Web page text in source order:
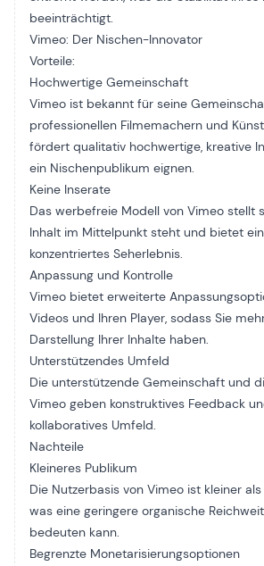
beeinträchtigt.
Vimeo: Der Nischen-Innovator
Vorteile:
Hochwertige Gemeinschaft
Vimeo ist bekannt für seine
professionellen Filmemachern und
fördert qualitativ hochwertige, kreative
ein Nischenpublikum eignen.
Keine Inserate
Das werbefreie Modell von Vimeo stellt
Inhalt im Mittelpunkt steht und bietet
konzentriertes Seherlebnis.
Anpassung und Kontrolle
Vimeo bietet erweiterte
Videos und Ihren Player, sodass Sie
Darstellung Ihrer Inhalte haben.
Unterstützendes Umfeld
Die unterstützende Gemeinschaft und
Vimeo geben konstruktives Feedback
kollaboratives Umfeld.
Nachteile
Kleineres Publikum
Die Nutzerbasis von Vimeo ist kleiner als
was eine geringere organische
bedeuten kann.
Begrenzte Monetarisierungsoptionen